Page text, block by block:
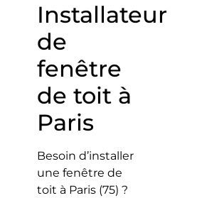
Installateur
de
fenêtre
de toit à
Paris
Besoin d’installer
une fenêtre de
toit à Paris (75) ?